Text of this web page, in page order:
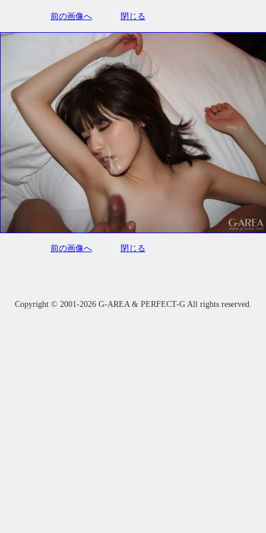
前の画像へ 閉じる
前の画像へ 閉じる
Copyright © 2001-2026 G-AREA & PERFECT-G All rights reserved.